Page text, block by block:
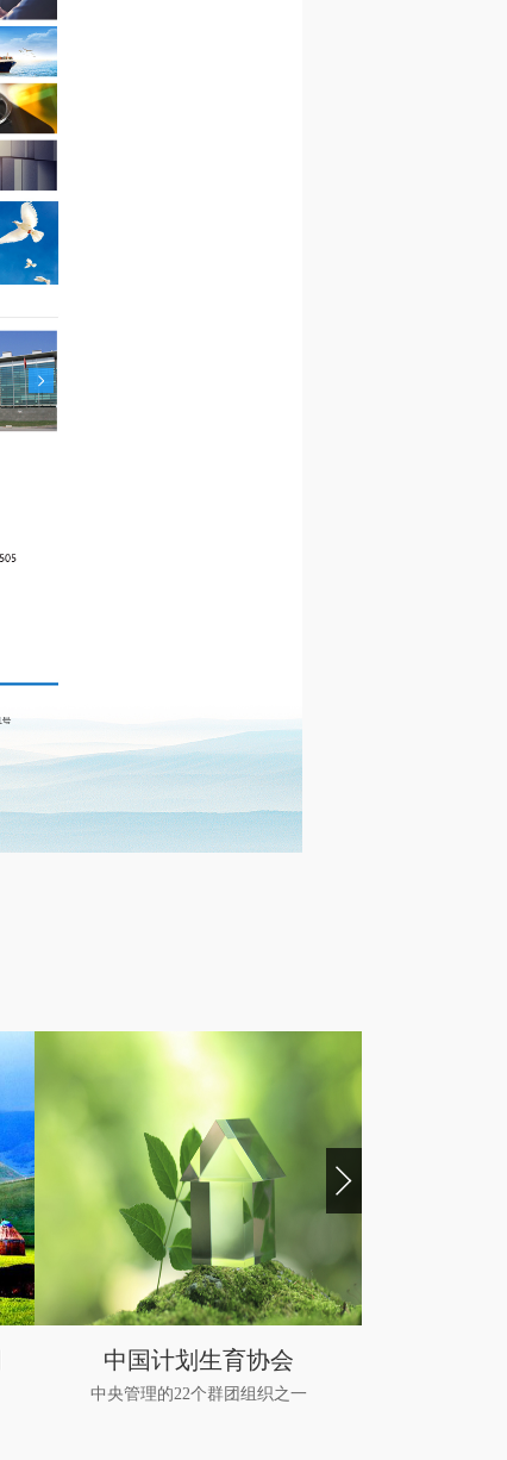
中国计划生育协会
中央管理的22个群团组织之一